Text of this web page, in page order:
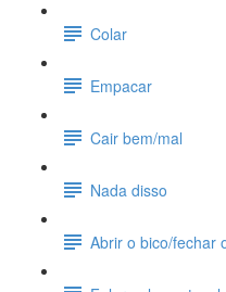
Colar
Empacar
Cair bem/mal
Nada disso
Abrir o bico/fechar